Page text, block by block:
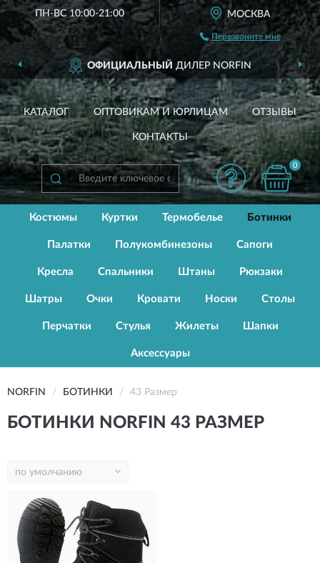
ПН-ВС 10:00-21:00 МОСКВА
Перезвоните мне
ОФИЦИАЛЬНЫЙ ДИЛЕР NORFIN
КАТАЛОГ ОПТОВИКАМ И ЮРЛИЦАМ ОТЗЫВЫ
КОНТАКТЫ
0
Костюмы Куртки Термобелье Ботинки
Палатки Полукомбинезоны Сапоги
Кресла Спальники Штаны Рюкзаки
Шатры Очки Кровати Носки Столы
Перчатки Стулья Жилеты Шапки
Аксессуары
NORFIN БОТИНКИ 43 Размер
БОТИНКИ NORFIN 43 РАЗМЕР